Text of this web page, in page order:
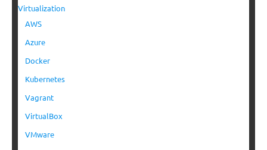
Virtualization
AWS
Azure
Docker
Kubernetes
Vagrant
VirtualBox
VMware